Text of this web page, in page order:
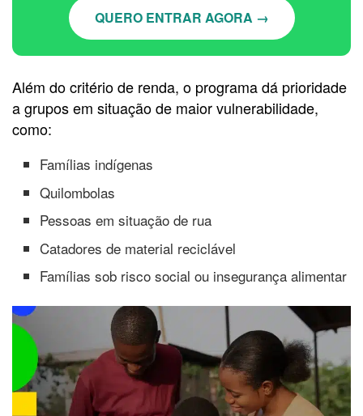
QUERO ENTRAR AGORA →
Além do critério de renda, o programa dá prioridade
a grupos em situação de maior vulnerabilidade,
como:
Famílias indígenas
Quilombolas
Pessoas em situação de rua
Catadores de material reciclável
Famílias sob risco social ou insegurança alimentar